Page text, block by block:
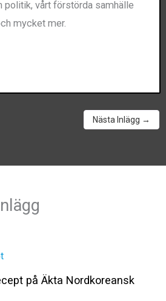
politik, vårt förstörda samhälle
mycket mer.
Nästa Inlägg →
på Äkta Nordkoreansk